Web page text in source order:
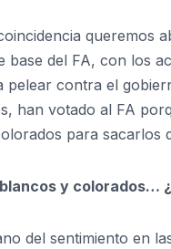
base del FA, con los
pelear contra el
han votado al FA
para sacarlos
y colorados…
del sentimiento en